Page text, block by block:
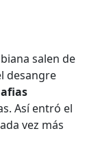
salen de
desangre
Así entró el
vez más